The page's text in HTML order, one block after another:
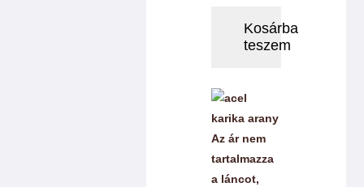
charmok
Kosárba
teszem
Az ár nem
tartalmazza
a láncot,